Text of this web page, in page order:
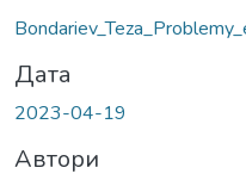
Дата
2023-04-19
Автори